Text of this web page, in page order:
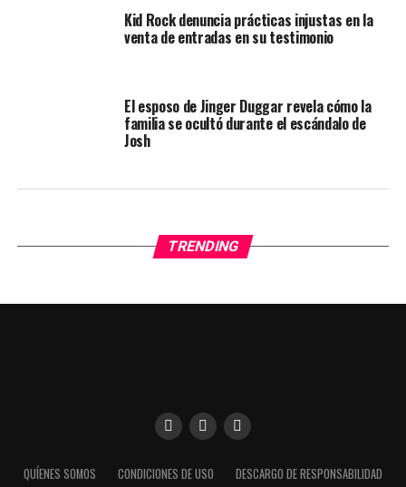
Kid Rock denuncia prácticas injustas en la
venta de entradas en su testimonio
El esposo de Jinger Duggar revela cómo la
familia se ocultó durante el escándalo de
Josh
TRENDING
QUÍENES SOMOS CONDICIONES DE USO DESCARGO DE RESPONSABILIDAD
Utilizamos cookies para darte una mejor experiencia en